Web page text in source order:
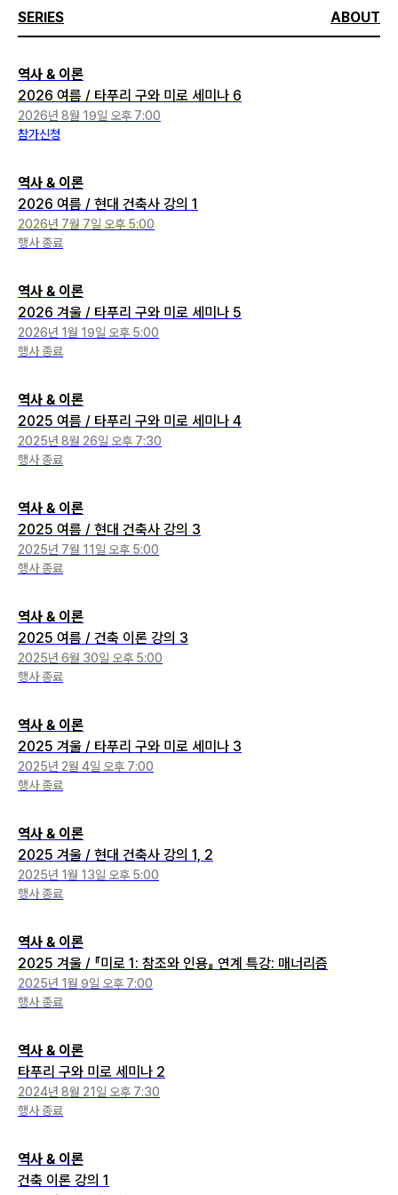
SERIES ABOUT
역사 & 이론
2026 여름 / 타푸리 구와 미로 세미나 6
2026년 8월 19일 오후 7:00
참가신청
역사 & 이론
2026 여름 / 현대 건축사 강의 1
2026년 7월 7일 오후 5:00
행사 종료
역사 & 이론
2026 겨울 / 타푸리 구와 미로 세미나 5
2026년 1월 19일 오후 5:00
행사 종료
역사 & 이론
2025 여름 / 타푸리 구와 미로 세미나 4
2025년 8월 26일 오후 7:30
행사 종료
역사 & 이론
2025 여름 / 현대 건축사 강의 3
2025년 7월 11일 오후 5:00
행사 종료
역사 & 이론
2025 여름 / 건축 이론 강의 3
2025년 6월 30일 오후 5:00
행사 종료
역사 & 이론
2025 겨울 / 타푸리 구와 미로 세미나 3
2025년 2월 4일 오후 7:00
행사 종료
역사 & 이론
2025 겨울 / 현대 건축사 강의 1, 2
2025년 1월 13일 오후 5:00
행사 종료
역사 & 이론
2025 겨울 / 『미로 1: 참조와 인용』 연계 특강: 매너리즘
2025년 1월 9일 오후 7:00
행사 종료
역사 & 이론
타푸리 구와 미로 세미나 2
2024년 8월 21일 오후 7:30
행사 종료
역사 & 이론
건축 이론 강의 1